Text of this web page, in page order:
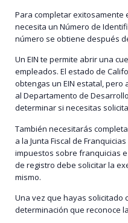
Para completar exitosamente
necesita un Número de
número se obtiene después
Un EIN te permite abrir una
empleados. El estado de
obtengas un EIN estatal, pero
al Departamento de
determinar si necesitas
También necesitarás
a la Junta Fiscal de
impuestos sobre franquicias
de registro debe solicitar la
mismo.
Una vez que hayas solicitado
determinación que reconoce